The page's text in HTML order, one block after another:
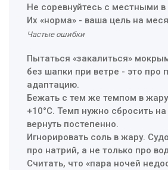
Не соревнуйтесь с местными
Их «норма» - ваша цель на
Частые ошибки
Пытаться «закалиться»
без шапки при ветре - это про
адаптацию.
Бежать с тем же темпом в
+10°C. Темп нужно сбросить
вернуть постепенно.
Игнорировать соль в жару.
про натрий, а не только про
Считать, что «пара ночей